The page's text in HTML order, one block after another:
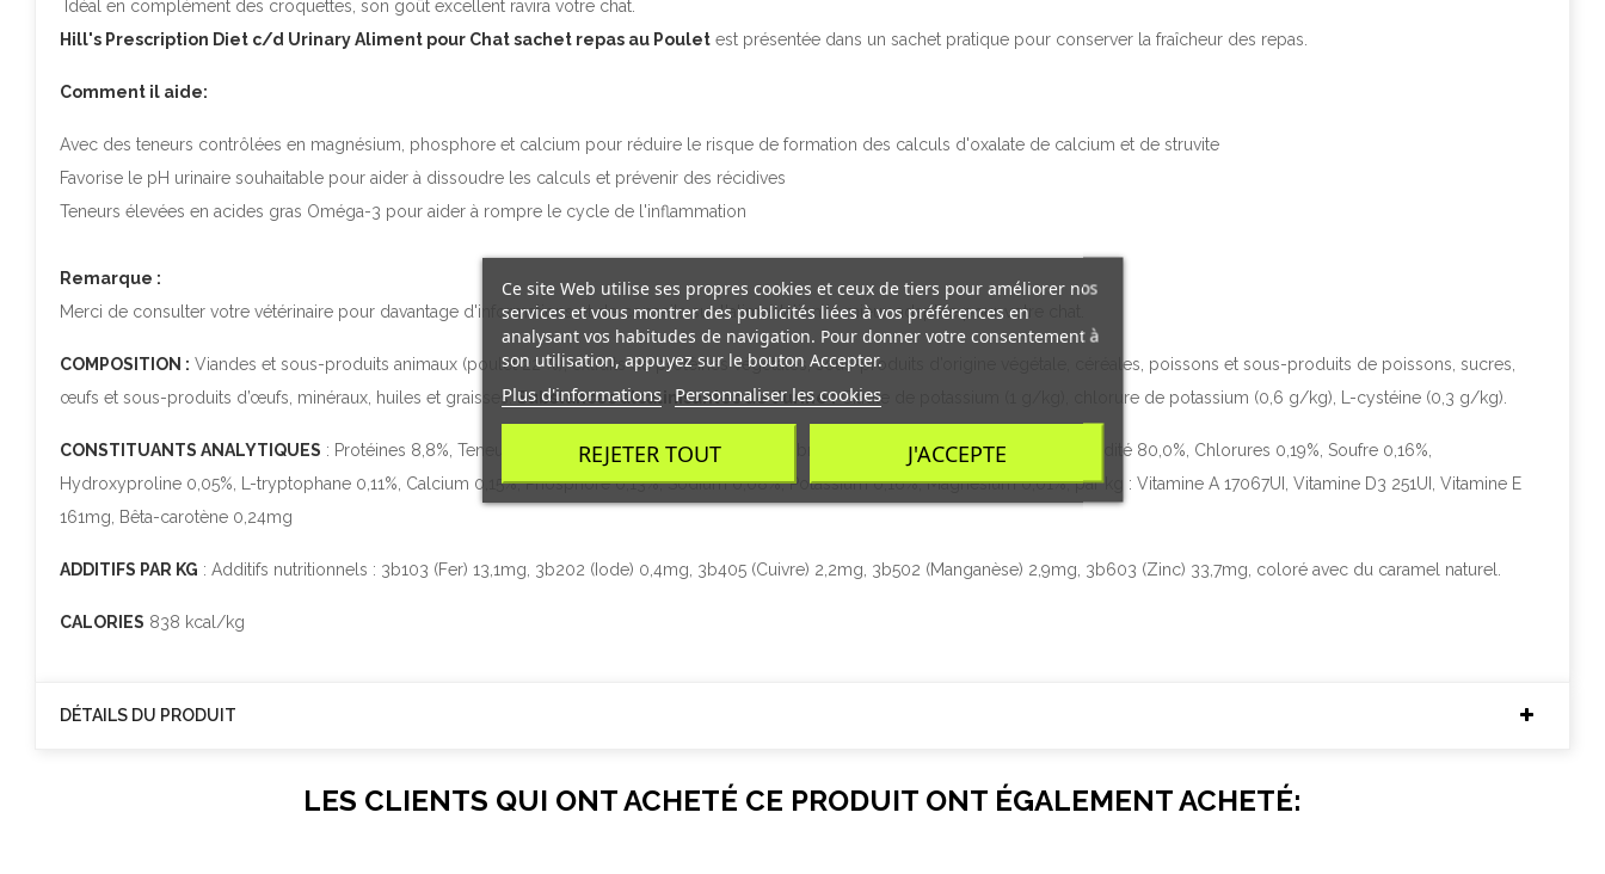
Idéal en complément des croquettes, son goût excellent ravira votre chat.
Hill's Prescription Diet c/d Urinary Aliment pour Chat sachet repas au Poulet est présentée dans un sachet pratique pour conserver la fraîcheur des repas.
Comment il aide:
Avec des teneurs contrôlées en magnésium, phosphore et calcium pour réduire le risque de formation des calculs d'oxalate de calcium et de struvite
Favorise le pH urinaire souhaitable pour aider à dissoudre les calculs et prévenir des récidives
Teneurs élevées en acides gras Oméga-3 pour aider à rompre le cycle de l'inflammation
Remarque :
Merci de consulter votre vétérinaire pour davantage d'informations et de conseils sur l'alimentation la mieux adaptée pour votre chat.
COMPOSITION : Viandes et sous-produits animaux (poulet 22 %), extraits de protéines végétales, sous-produits d’origine végétale, céréales, poissons et sous-produits de poissons, sucres,
œufs et sous-produits d’œufs, minéraux, huiles et graisses.Substances alcalinisantes de l'urine :Citrate de potassium (1 g/kg), chlorure de potassium (0,6 g/kg), L-cystéine (0,3 g/kg).
CONSTITUANTS ANALYTIQUES : Protéines 8,8%, Teneur en matières grasses 3,9%, Cellulose brute 0,44%, Cendres brutes 1,2%, Humidité 80,0%, Chlorures 0,19%, Soufre 0,16%,
Hydroxyproline 0,05%, L-tryptophane 0,11%, Calcium 0,15%, Phosphore 0,13%, Sodium 0,08%, Potassium 0,16%, Magnésium 0,01%; par kg : Vitamine A 17067UI, Vitamine D3 251UI, Vitamine E
161mg, Bêta-carotène 0,24mg
ADDITIFS PAR KG : Additifs nutritionnels : 3b103 (Fer) 13,1mg, 3b202 (Iode) 0,4mg, 3b405 (Cuivre) 2,2mg, 3b502 (Manganèse) 2,9mg, 3b603 (Zinc) 33,7mg, coloré avec du caramel naturel.
CALORIES 838 kcal/kg
DÉTAILS DU PRODUIT
LES CLIENTS QUI ONT ACHETÉ CE PRODUIT ONT ÉGALEMENT ACHETÉ:
Ce site Web utilise ses propres cookies et ceux de tiers pour améliorer nos
services et vous montrer des publicités liées à vos préférences en
analysant vos habitudes de navigation. Pour donner votre consentement à
son utilisation, appuyez sur le bouton Accepter.
Plus d'informations Personnaliser les cookies
REJETER TOUT J'ACCEPTE